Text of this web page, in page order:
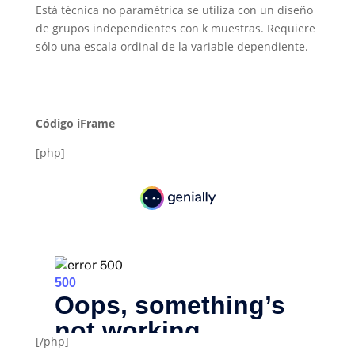
Está técnica no paramétrica se utiliza con un diseño
de grupos independientes con k muestras. Requiere
sólo una escala ordinal de la variable dependiente.
Código iFrame
[php]
[/php]